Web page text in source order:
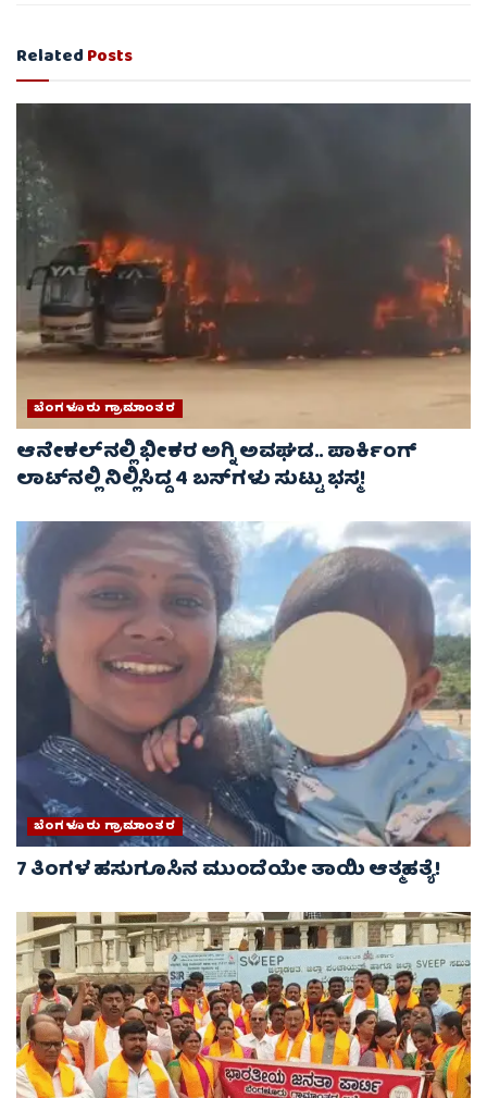
RelatedPosts
ಬೆಂಗಳೂರು ಗ್ರಾಮಾಂತರ
ಆನೇಕಲ್‌ನಲ್ಲಿ ಭೀಕರ ಅಗ್ನಿ ಅವಘಡ.. ಪಾರ್ಕಿಂಗ್
ಲಾಟ್‌ನಲ್ಲಿ ನಿಲ್ಲಿಸಿದ್ದ 4 ಬಸ್‌ಗಳು ಸುಟ್ಟು ಭಸ್ಮ!
ಬೆಂಗಳೂರು ಗ್ರಾಮಾಂತರ
7 ತಿಂಗಳ ಹಸುಗೂಸಿನ ಮುಂದೆಯೇ ತಾಯಿ ಆತ್ಮಹತ್ಯೆ!